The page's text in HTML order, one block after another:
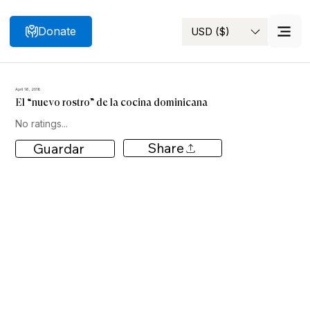
Search USD ($)
Donate
April 16, 2018
El “nuevo rostro” de la cocina dominicana
No ratings...
Guardar Share